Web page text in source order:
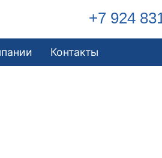
+7 924
Контакты